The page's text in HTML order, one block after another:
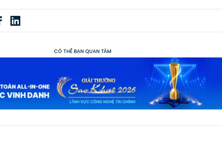
CÓ THỂ BẠN QUAN TÂM